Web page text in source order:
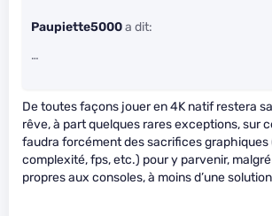
Paupiette5000a dit:
…
De toutes façons jouer en 4K natif restera
rêve, à part quelques rares exceptions, sur
faudra forcément des sacrifices
complexité, fps, etc.) pour y parvenir,
propres aux consoles, à moins d’une